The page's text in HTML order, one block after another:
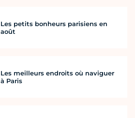
Les petits bonheurs parisiens en
août
Les meilleurs endroits où naviguer
à Paris